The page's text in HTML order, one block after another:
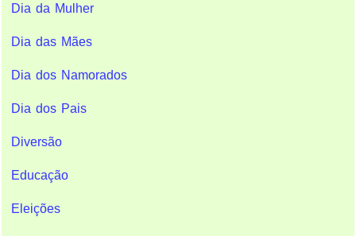
Dia da Mulher
Dia das Mães
Dia dos Namorados
Dia dos Pais
Diversão
Educação
Eleições